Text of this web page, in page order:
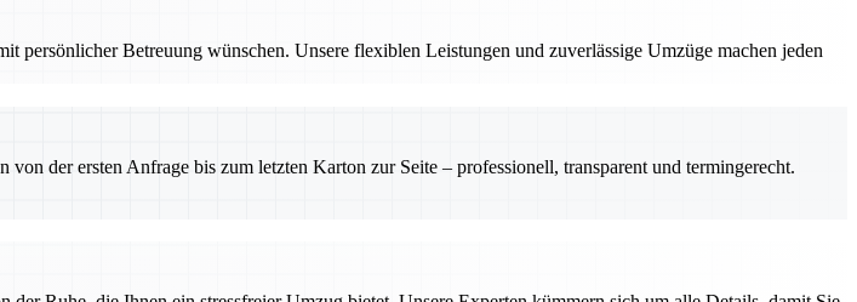
persönlicher Betreuung wünschen. Unsere flexiblen Leistungen und zuverlässige Umzüge machen jeden
der ersten Anfrage bis zum letzten Karton zur Seite – professionell, transparent und termingerecht.